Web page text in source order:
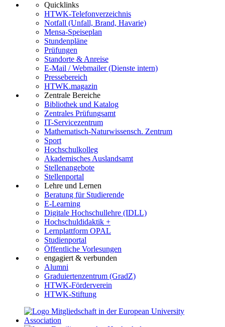
Quicklinks
HTWK-Telefonverzeichnis
Notfall (Unfall, Brand, Havarie)
Mensa-Speiseplan
Stundenpläne
Prüfungen
Standorte & Anreise
E-Mail / Webmailer (Dienste intern)
Pressebereich
HTWK.magazin
Zentrale Bereiche
Bibliothek und Katalog
Zentrales Prüfungsamt
IT-Servicezentrum
Mathematisch-Naturwissensch. Zentrum
Sport
Hochschulkolleg
Akademisches Auslandsamt
Stellenangebote
Stellenportal
Lehre und Lernen
Beratung für Studierende
E-Learning
Digitale Hochschullehre (IDLL)
Hochschuldidaktik +
Lernplattform OPAL
Studienportal
Öffentliche Vorlesungen
engagiert & verbunden
Alumni
Graduiertenzentrum (GradZ)
HTWK-Förderverein
HTWK-Stiftung